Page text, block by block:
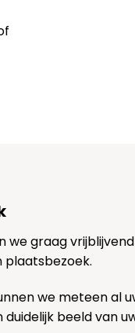
we graag
plaatsbezoek.
we meteen al
duidelijk beeld van